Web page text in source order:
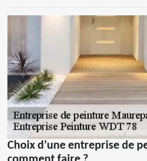
Choix d’une entreprise de